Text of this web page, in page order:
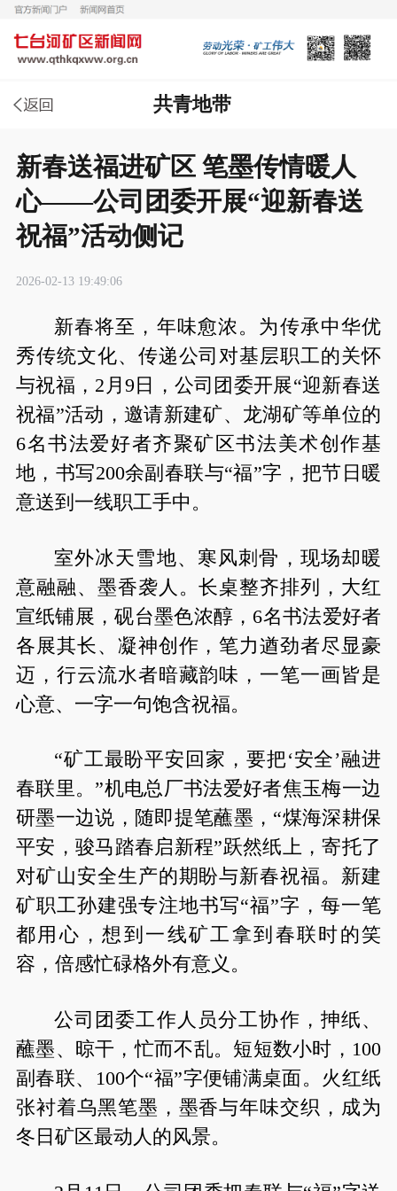
共青地带
新春送福进矿区 笔墨传情暖人
心——公司团委开展“迎新春送
祝福”活动侧记
2026-02-13 19:49:06
新春将至，年味愈浓。为传承中华优
秀传统文化、传递公司对基层职工的关怀
与祝福，2月9日，公司团委开展“迎新春送
祝福”活动，邀请新建矿、龙湖矿等单位的
6名书法爱好者齐聚矿区书法美术创作基
地，书写200余副春联与“福”字，把节日暖
意送到一线职工手中。
室外冰天雪地、寒风刺骨，现场却暖
意融融、墨香袭人。长桌整齐排列，大红
宣纸铺展，砚台墨色浓醇，6名书法爱好者
各展其长、凝神创作，笔力遒劲者尽显豪
迈，行云流水者暗藏韵味，一笔一画皆是
心意、一字一句饱含祝福。
“矿工最盼平安回家，要把‘安全’融进
春联里。”机电总厂书法爱好者焦玉梅一边
研墨一边说，随即提笔蘸墨，“煤海深耕保
平安，骏马踏春启新程”跃然纸上，寄托了
对矿山安全生产的期盼与新春祝福。新建
矿职工孙建强专注地书写“福”字，每一笔
都用心，想到一线矿工拿到春联时的笑
容，倍感忙碌格外有意义。
公司团委工作人员分工协作，抻纸、
蘸墨、晾干，忙而不乱。短短数小时，100
副春联、100个“福”字便铺满桌面。火红纸
张衬着乌黑笔墨，墨香与年味交织，成为
冬日矿区最动人的风景。